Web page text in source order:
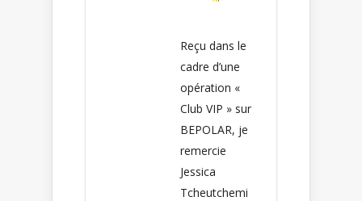
Reçu dans le
cadre d’une
opération «
Club VIP » sur
BEPOLAR, je
remercie
Jessica
Tcheutchemi